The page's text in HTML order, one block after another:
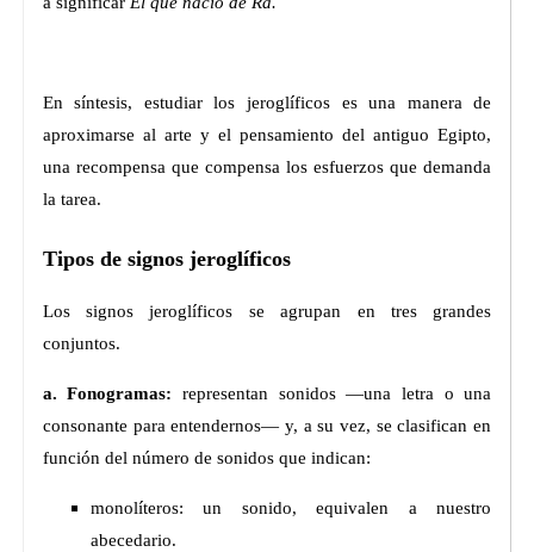
En síntesis, estudiar los jeroglíficos es una manera de
aproximarse al arte y el pensamiento del antiguo Egipto,
una recompensa que compensa los esfuerzos que demanda
la tarea.
Tipos de signos jeroglíficos
Los signos jeroglíficos se agrupan en tres grandes
conjuntos.
a. Fonogramas: representan sonidos —una letra o una
consonante para entendernos— y, a su vez, se clasifican en
función del número de sonidos que indican:
monolíteros: un sonido, equivalen a nuestro
abecedario.